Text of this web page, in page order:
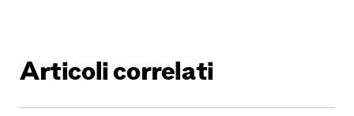
Articoli correlati